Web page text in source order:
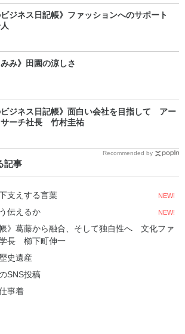
ビジネス日記帳》ファッションへのサポート
みみ》田園の涼しさ
ビジネス日記帳》面白い会社を目指して アー
サーチ社長 竹村圭祐
Recommended by
記事
支えする言葉 NEW!
伝えるか NEW!
帳》葛藤から融合、そして独自性へ 文化ファ
長 櫛下町伸一
史遺産
SNS投稿
事着